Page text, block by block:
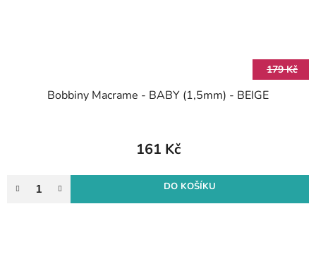
179 Kč
Bobbiny Macrame - BABY (1,5mm) - BEIGE
161 Kč
DO KOŠÍKU